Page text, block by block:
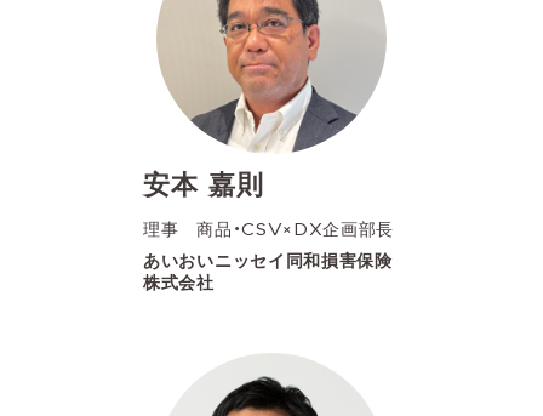
安本 嘉則
理事 商品・CSV×DX企画部長
あいおいニッセイ同和損害保険
株式会社